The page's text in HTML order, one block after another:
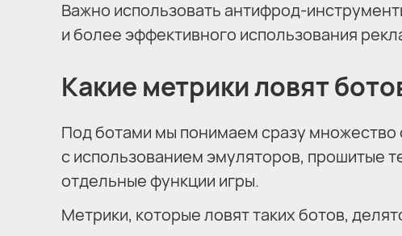
Важно использовать антифрод-
и более эффективного использования
Какие метрики ловят
Под ботами мы понимаем сразу
с использованием эмуляторов, прошитые
отдельные функции игры.
Метрики, которые ловят таких ботов,